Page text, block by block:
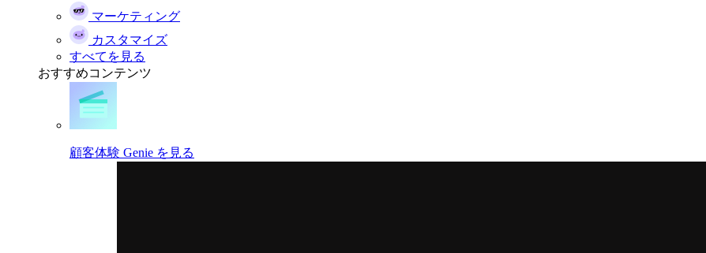
マーケティング
カスタマイズ
すべてを見る
おすすめコンテンツ
顧客体験 Genie を見る